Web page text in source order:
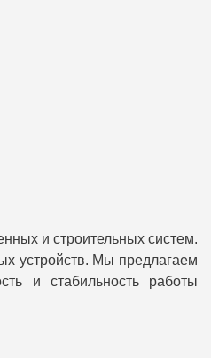
и строительных систем.
устройств. Мы предлагаем
и стабильность работы